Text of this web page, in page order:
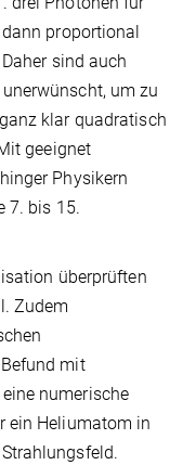
proportional
sind auch
um zu
klar quadratisch
geeignet
Physikern
7. bis 15.
überprüften
Zudem
mit
numerische
ein Heliumatom in